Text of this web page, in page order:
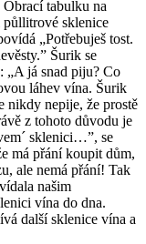
tabulku na
půllitrové sklenice
„Potřebuješ tost.
Šurik se
„A já snad piju? Co
láhev vína. Šurik
nikdy nepije, že prostě
z tohoto důvodu je
sklenici…”, se
má přání koupit dům,
ale nemá přání! Tak
našim
vína do dna.
další sklenice vína a